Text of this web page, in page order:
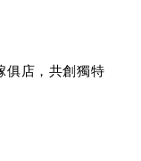
店，共創獨特